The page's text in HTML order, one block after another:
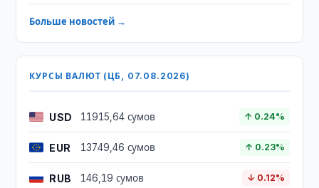
Больше новостей →
КУРСЫ ВАЛЮТ (ЦБ, 07.08.2026)
USD 11915,64 сумов ↑ 0.24%
EUR 13749,46 сумов ↑ 0.23%
RUB 146,19 сумов ↓ 0.12%